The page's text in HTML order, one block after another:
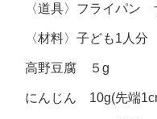
〈道具〉フライパ
〈材料〉子ども1人分
高野豆腐 ５g
にんじん 10g(先端